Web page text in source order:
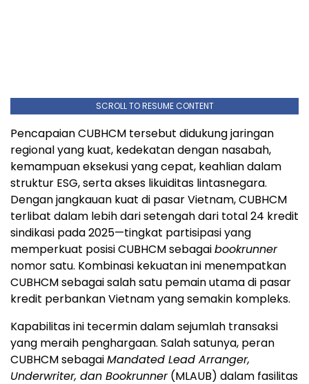
SCROLL TO RESUME CONTENT
Pencapaian CUBHCM tersebut didukung jaringan
regional yang kuat, kedekatan dengan nasabah,
kemampuan eksekusi yang cepat, keahlian dalam
struktur ESG, serta akses likuiditas lintasnegara.
Dengan jangkauan kuat di pasar Vietnam, CUBHCM
terlibat dalam lebih dari setengah dari total 24 kredit
sindikasi pada 2025—tingkat partisipasi yang
memperkuat posisi CUBHCM sebagaibookrunner
nomor satu. Kombinasi kekuatan ini menempatkan
CUBHCM sebagai salah satu pemain utama di pasar
kredit perbankan Vietnam yang semakin kompleks.
Kapabilitas ini tecermin dalam sejumlah transaksi
yang meraih penghargaan. Salah satunya, peran
CUBHCM sebagaiMandated Lead Arranger,
Underwriter, dan Bookrunner(MLAUB) dalam fasilitas